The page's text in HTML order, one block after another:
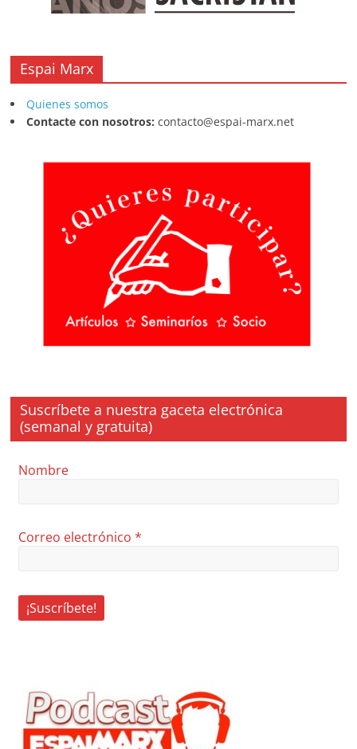
Espai Marx
Quienes somos
Contacte con nosotros: contacto@espai-marx.net
Suscríbete a nuestra gaceta electrónica
(semanal y gratuita)
Nombre
Correo electrónico*